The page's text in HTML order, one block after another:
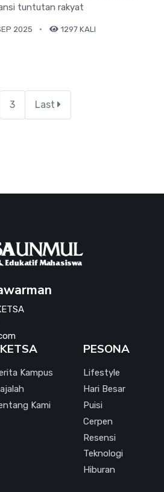
tuntutan rakyat
2025 1297 KALI
3 Last
Kampus
Kami
PESONA
Lifestyle
Hari Besar
Puisi
Cerpen
Resensi
Teknologi
Hiburan